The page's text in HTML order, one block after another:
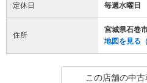
定休日 毎週水曜日
住所
宮城県石巻
地図を見る
この店舗の中